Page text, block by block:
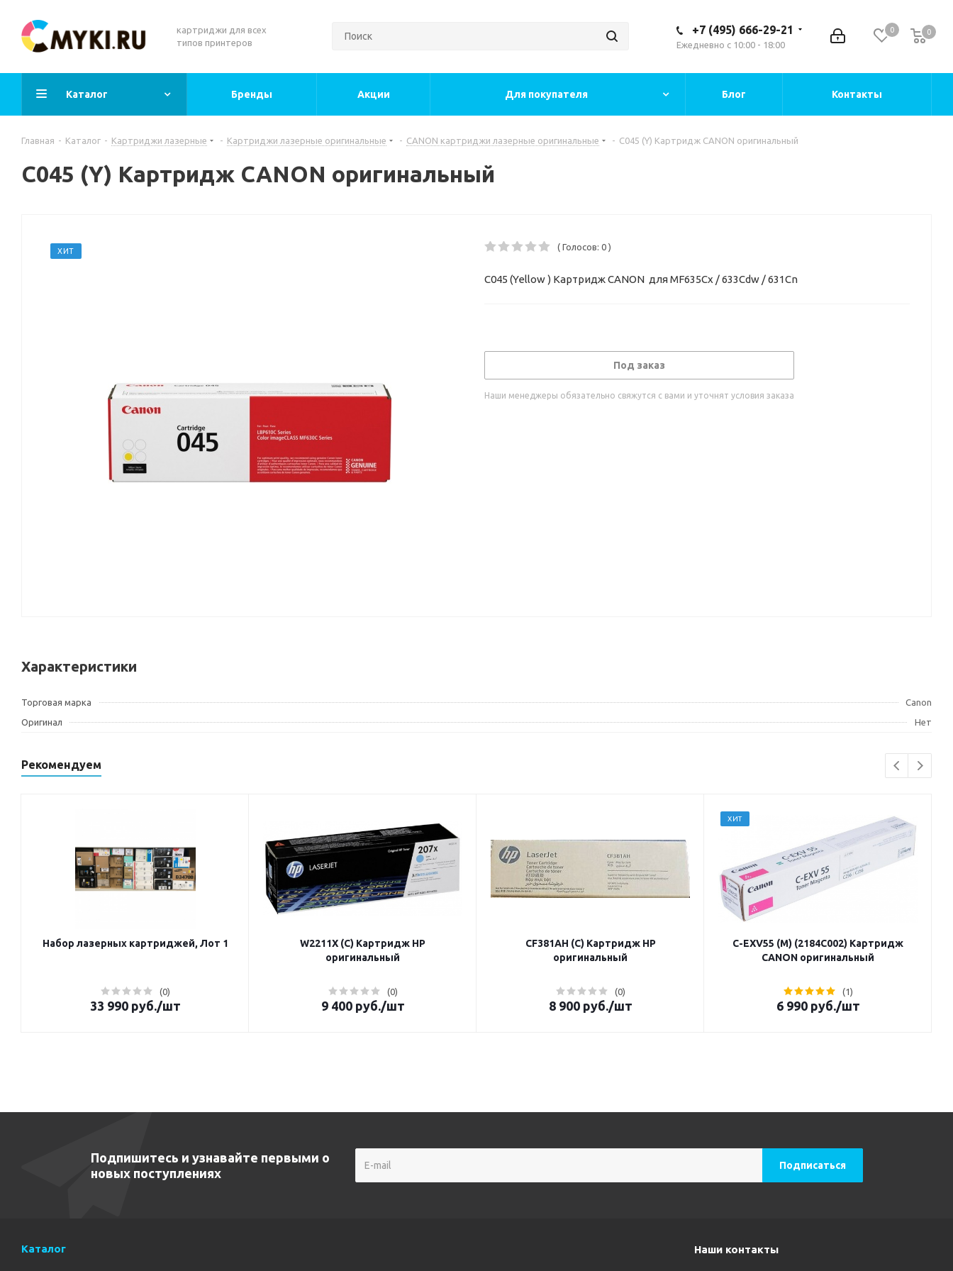
картриджи для всех
типов принтеров
0 0
+7 (495) 666-29-21
Ежедневно с 10:00 - 18:00
Каталог Бренды Акции Для покупателя Блог Контакты
Главная - Каталог - Картриджи лазерные - Картриджи лазерные оригинальные - CANON картриджи лазерные оригинальные - C045 (Y) Картридж CANON оригинальный
C045 (Y) Картридж CANON оригинальный
ХИТ ( Голосов: 0 )
C045 (Yellow ) Картридж CANON для MF635Cx / 633Cdw / 631Cn
Под заказ
Наши менеджеры обязательно свяжутся с вами и уточнят условия заказа
Характеристики
Торговая марка
Canon
Оригинал
Нет
Рекомендуем
Набор лазерных картриджей, Лот 1
(0)
33 990руб./шт
W2211X (C) Картридж HP
оригинальный
(0)
9 400руб./шт
CF381AH (C) Картридж HP
оригинальный
(0)
8 900руб./шт
ХИТ
C-EXV55 (M) (2184C002) Картридж
CANON оригинальный
(1)
6 990руб./шт
Подпишитесь и узнавайте первыми о
новых поступлениях
Каталог Наши контакты